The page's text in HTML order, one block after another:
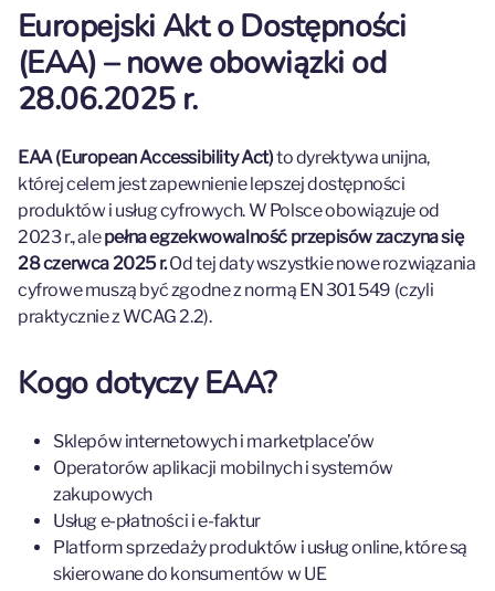
Europejski Akt o Dostępności
(EAA) – nowe obowiązki od
28.06.2025 r.
EAA (European Accessibility Act)to dyrektywa unijna,
której celem jest zapewnienie lepszej dostępności
produktów i usług cyfrowych. W Polsce obowiązuje od
2023 r., alepełna egzekwowalność przepisów zaczyna się
28 czerwca 2025 r.Od tej daty wszystkie nowe rozwiązania
cyfrowe muszą być zgodne z normą EN 301 549 (czyli
praktycznie z WCAG 2.2).
Kogo dotyczy EAA?
Sklepów internetowych i marketplace’ów
Operatorów aplikacji mobilnych i systemów
zakupowych
Usług e-płatności i e-faktur
Platform sprzedaży produktów i usług online, które są
skierowane do konsumentów w UE